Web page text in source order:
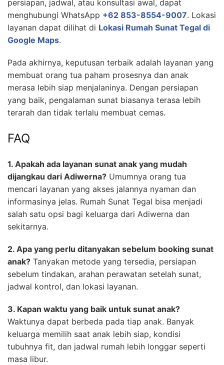
persiapan, jadwal, atau konsultasi awal, dapat
menghubungi WhatsApp +62 853-8554-9007. Lokasi
layanan dapat dilihat di Lokasi Rumah Sunat Tegal di
Google Maps.
Pada akhirnya, keputusan terbaik adalah layanan yang
membuat orang tua paham prosesnya dan anak
merasa lebih siap menjalaninya. Dengan persiapan
yang baik, pengalaman sunat biasanya terasa lebih
terarah dan tidak terlalu membuat cemas.
FAQ
1. Apakah ada layanan sunat anak yang mudah
dijangkau dari Adiwerna? Umumnya orang tua
mencari layanan yang akses jalannya nyaman dan
informasinya jelas. Rumah Sunat Tegal bisa menjadi
salah satu opsi bagi keluarga dari Adiwerna dan
sekitarnya.
2. Apa yang perlu ditanyakan sebelum booking sunat
anak? Tanyakan metode yang tersedia, persiapan
sebelum tindakan, arahan perawatan setelah sunat,
jadwal kontrol, dan lokasi layanan.
3. Kapan waktu yang baik untuk sunat anak?
Waktunya dapat berbeda pada tiap anak. Banyak
keluarga memilih saat anak lebih siap, kondisi
tubuhnya fit, dan jadwal rumah lebih longgar seperti
masa libur.